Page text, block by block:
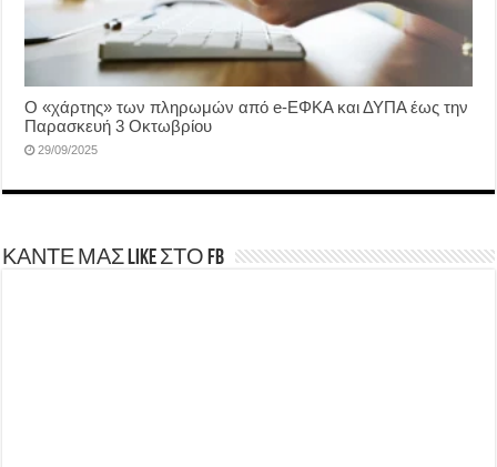
Ο «χάρτης» των πληρωμών από e-ΕΦΚΑ και ΔΥΠΑ έως την
Παρασκευή 3 Οκτωβρίου
29/09/2025
ΚΑΝΤΕ ΜΑΣ LIKE ΣΤΟ FB